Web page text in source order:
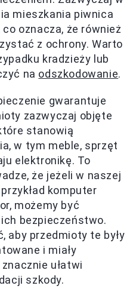
mieszkania piwnica
oznacza, że również
z ochrony. Warto
kradzieży lub
na odszkodowanie.
gwarantuje
zazwyczaj objęte
stanowią
w tym meble, sprzęt
elektronikę. To
że jeżeli w naszej
komputer
możemy być
bezpieczeństwo.
aby przedmioty te były
i miały
ułatwi
szkody.